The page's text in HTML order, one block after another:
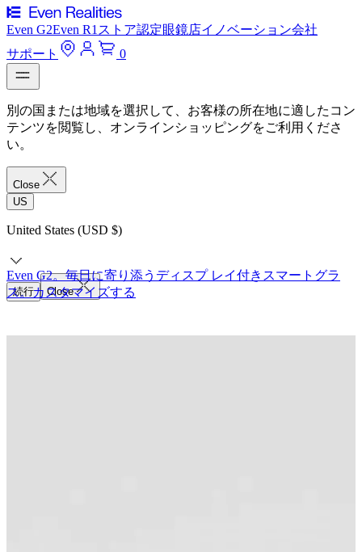
Even G2Even R1 ストア認定眼鏡店イノベーション会社
サポート
0
別の国または地域を選択して、お客様の所在地に適したコン
テンツを閲覧し、オンラインショッピングをご利用くださ
い。
Close
US
United States (USD $)
続行 Close
Even G2。毎日に寄り添うディスプ レイ付きスマートグラ
ス。カスタマイズする